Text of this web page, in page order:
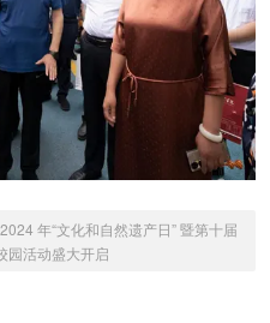
年“文化和自然遗产日” 暨第十届
园活动盛大开启